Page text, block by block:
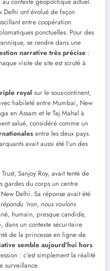
Delhi ont évolué de façon
entre coopération
ponctuelles. Pour des
se rendre dans une
narrative très précise :
visite de site est scruté à
royal sur le sous-continent,
habileté entre Mumbai, New
en Assam et le Taj Mahal à
salué, considéré comme un
entre les deux pays.
avait aussi été l’un des
Sanjoy Roy, avait tenté de
gardes du corps un centre
Delhi. Sa réponse avait été
‘non, nous voulons
humain, presque candide,
dans un contexte sécuritaire
de la princesse en ligne de
semble aujourd’hui hors
: c’est simplement la réalité
surveillance.